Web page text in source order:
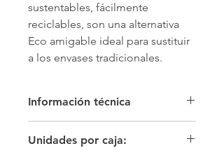
sustentables, fácilmente
reciclables, son una alternativa
Eco amigable ideal para sustituir
a los envases tradicionales.
Información técnica
microcorrugado y papel kraft PO2100,
Unidades por caja: